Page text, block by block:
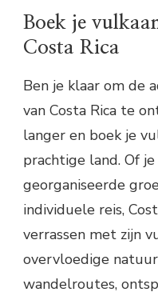
Boek je
Costa Rica
Ben je klaar om de
van Costa Rica te
langer en boek je
prachtige land. Of
georganiseerde
individuele reis,
verrassen met zijn
overvloedige
wandelroutes,